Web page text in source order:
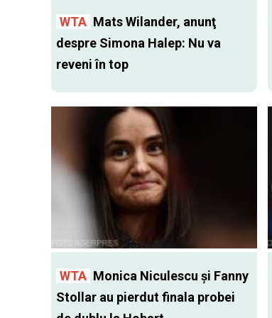
WTA Mats Wilander, anunţ
despre Simona Halep: Nu va
reveni în top
WTA Monica Niculescu și Fanny
Stollar au pierdut finala probei